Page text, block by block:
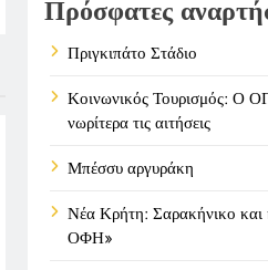
Μπέσσυ αργυράκη
και η φράση «Κρήτη ΟΦΗ»
Πρόσφατες
Πριγκιπάτο Στάδιο
Κοινωνικός Τουρισμός: Ο
νωρίτερα τις αιτήσεις
Μπέσσυ αργυράκη
Νέα Κρήτη: Σαρακήνικο
ΟΦΗ»